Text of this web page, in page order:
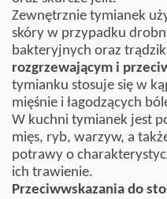
Zewnętrznie tymianek
skóry w przypadku
bakteryjnych oraz
rozgrzewającym i
tymianku stosuje się w
mięśnie i łagodzących
W kuchni tymianek jest
mięs, ryb, warzyw, a
potrawy o
ich trawienie.
Przeciwwskazania do